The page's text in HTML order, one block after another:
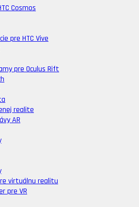
Cosmos
pre HTC Vive
pre Oculus Rift
realite
AR
virtuálnu realitu
pre VR